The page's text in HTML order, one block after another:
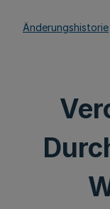
Änderungshistorie